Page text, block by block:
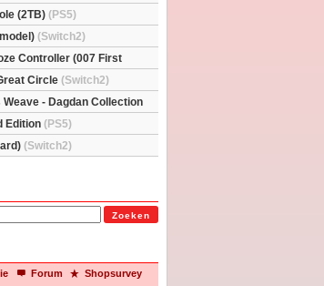
(2TB) (PS5)
(Switch2)
Controller (007 First
Circle (Switch2)
- Dagdan Collection
Edition (PS5)
(Switch2)
Zoeken
Forum Shopsurvey